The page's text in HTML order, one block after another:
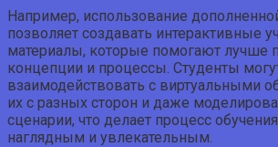
Например, использование
позволяет создавать интерактивные
материалы, которые помогают лучше
концепции и процессы. Студенты
взаимодействовать с виртуальными
их с разных сторон и даже
сценарии, что делает процесс
наглядным и увлекательным.